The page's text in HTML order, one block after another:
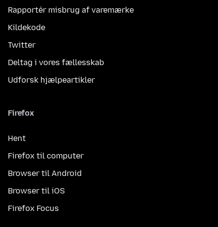
Rapportér misbrug af varemærke
Kildekode
Twitter
Deltag i vores fællesskab
Udforsk hjælpeartikler
Firefox
Hent
Firefox til computer
Browser til Android
Browser til iOS
Firefox Focus